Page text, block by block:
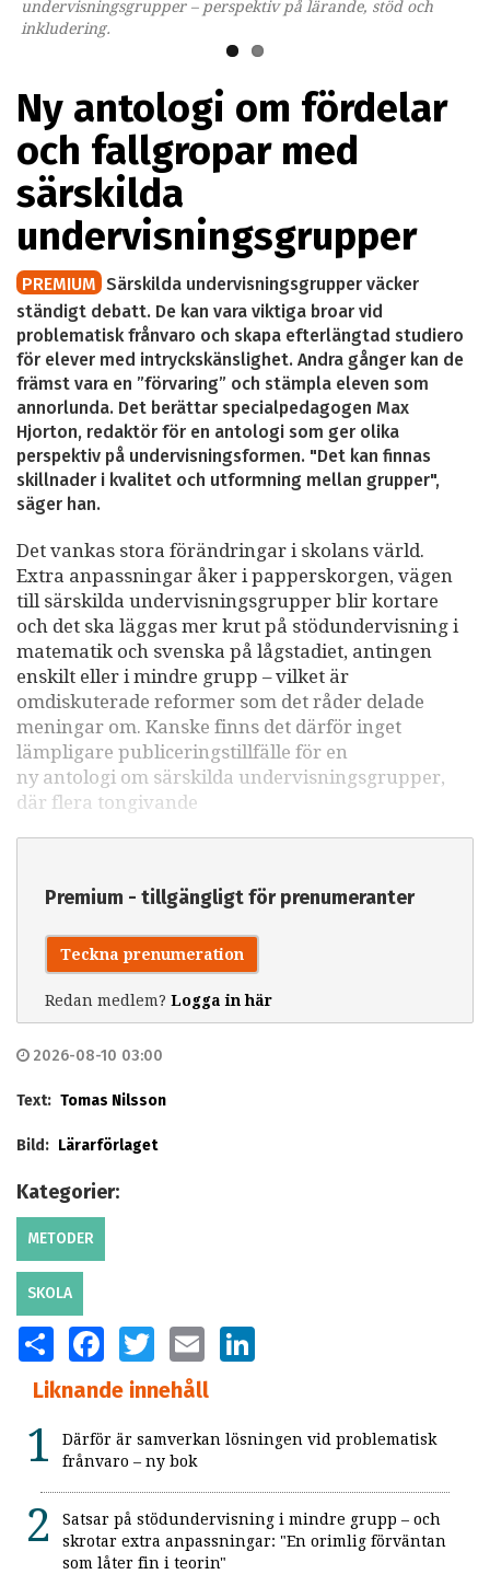
undervisningsgrupper – perspektiv på lärande, stöd och
inkludering.
Ny antologi om fördelar
och fallgropar med
särskilda
undervisningsgrupper
PREMIUM Särskilda undervisningsgrupper väcker
ständigt debatt. De kan vara viktiga broar vid
problematisk frånvaro och skapa efterlängtad studiero
för elever med intryckskänslighet. Andra gånger kan de
främst vara en ”förvaring” och stämpla eleven som
annorlunda. Det berättar specialpedagogen Max
Hjorton, redaktör för en antologi som ger olika
perspektiv på undervisningsformen. "Det kan finnas
skillnader i kvalitet och utformning mellan grupper",
säger han.
Det vankas stora förändringar i skolans värld.
Extra anpassningar åker i papperskorgen, vägen
till särskilda undervisningsgrupper blir kortare
och det ska läggas mer krut på stödundervisning i
matematik och svenska på lågstadiet, antingen
enskilt eller i mindre grupp – vilket är
omdiskuterade reformer som det råder delade
meningar om. Kanske finns det därför inget
lämpligare publiceringstillfälle för en
ny antologi om särskilda undervisningsgrupper,
där flera tongivande
Premium - tillgängligt för prenumeranter
Teckna prenumeration
Redan medlem? Logga in här
2026-08-10 03:00
Text: Tomas Nilsson
Bild: Lärarförlaget
Kategorier:
METODER
SKOLA
SHARE FACEBOOKTWITTER EMAIL
Liknande innehåll
Därför är samverkan lösningen vid problematisk
frånvaro – ny bok
Satsar på stödundervisning i mindre grupp – och
skrotar extra anpassningar: "En orimlig förväntan
som låter fin i teorin"